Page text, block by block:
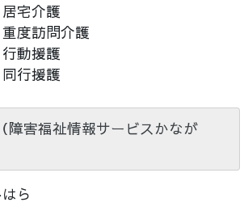
居宅介護
重度訪問介護
行動援護
同行援護
障害福祉情報サービスかなが
ら